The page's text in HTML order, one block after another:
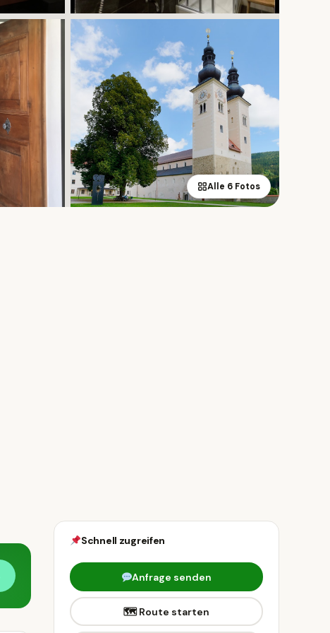
Alle 6 Fotos
Schnell zugreifen
Anfrage senden
🗺 Route starten